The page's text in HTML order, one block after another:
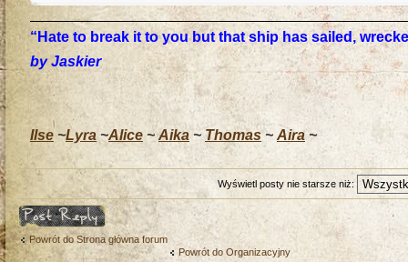
“Hate to break it to you but that ship has sailed,
by Jaskier
Ilse ~Lyra ~Alice ~Aika ~ Thomas~ Aira~
Wyświetl posty nie starsze niż:
Odpowiedz
Powrót do Strona główna forum
Powrót do Organizacyjny